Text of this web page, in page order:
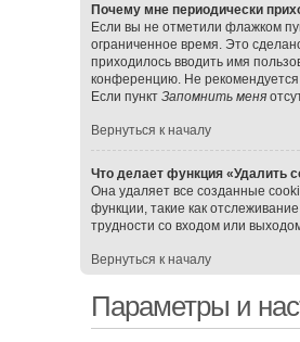
Почему мне периодически
Если вы не отметили флажком
ограниченное время. Это
приходилось вводить имя
конференцию. Не рекомендуется
Если пункт Запомнить меня
Вернуться к началу
Что делает функция «Удалить
Она удаляет все созданные
функции, такие как
трудности со входом или
Вернуться к началу
Параметры и